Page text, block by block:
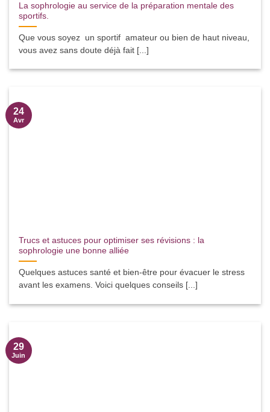
La sophrologie au service de la préparation mentale des
sportifs.
Que vous soyez un sportif amateur ou bien de haut niveau,
vous avez sans doute déjà fait [...]
Trucs et astuces pour optimiser ses révisions : la
sophrologie une bonne alliée
Quelques astuces santé et bien-être pour évacuer le stress
avant les examens. Voici quelques conseils [...]
24
Avr
29
Juin